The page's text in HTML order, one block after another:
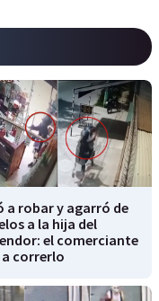
a robar y agarró de
a la hija del
el comerciante
correrlo